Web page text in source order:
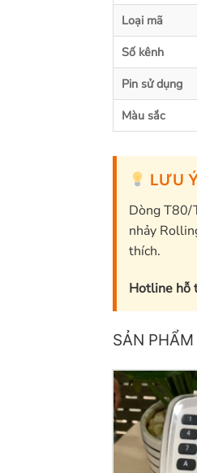
Loại mã
Số kênh
Pin sử dụng
Màu sắc
LƯU
Dòng T80/
nhảy
thích.
Hotline hỗ
SẢN